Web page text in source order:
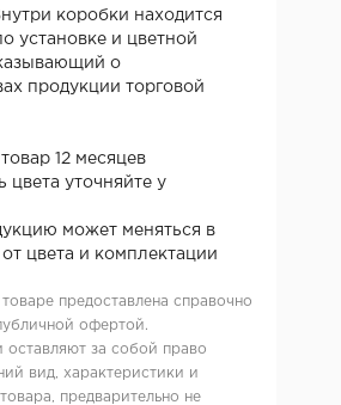
коробки находится
установке и цветной
о
продукции торговой
12 месяцев
цвета уточняйте у
может меняться в
цвета и комплектации
предоставлена справочно
офертой.
оставляют за собой право
вид, характеристики и
предварительно не